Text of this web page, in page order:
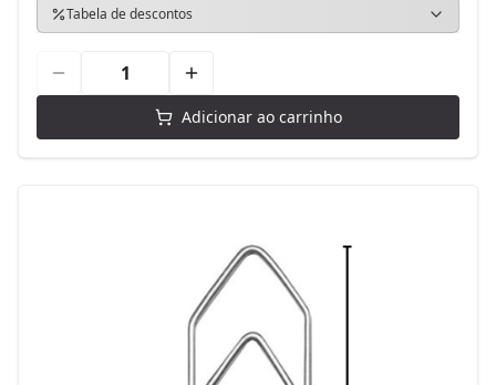
Tabela de descontos
Adicionar ao carrinho